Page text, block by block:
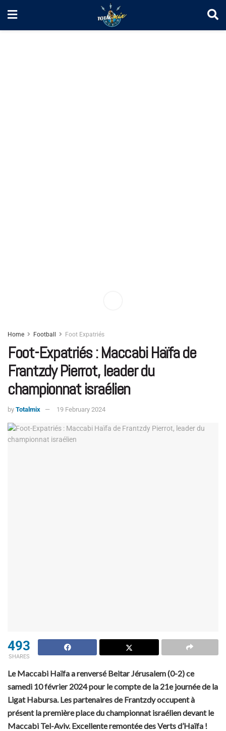
Home Football Foot Expatriés
Foot-Expatriés : Maccabi Haïfa de
Frantzdy Pierrot, leader du
championnat israélien
by Totalmix 19 February 2024
493
SHARES
Le Maccabi Haïfa a renversé Beitar Jérusalem (0-2) ce
samedi 10 février 2024 pour le compte de la 21e journée de la
Ligat Habursa. Les partenaires de Frantzdy occupent à
présent la première place du championnat israélien devant le
Maccabi Tel-Aviv. Excellente remontée des Verts d’Haïfa !